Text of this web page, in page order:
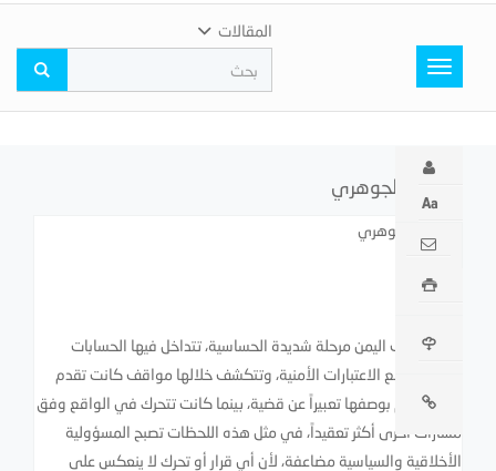
Toggle
navigation
المقالات
السؤال الجوهري
السؤال الجوهري
نوال الجبر
يشهد جنوب اليمن مرحلة شديدة الحساسية، تتداخل فيها الحسابات
السياسية مع الاعتبارات الأمنية، وتتكشف خلالها مواقف كانت تقدم
للرأي العام بوصفها تعبيراً عن قضية، بينما كانت تتحرك في الواقع وفق
مسارات أخرى أكثر تعقيداً، في مثل هذه اللحظات تصبح المسؤولية
الأخلاقية والسياسية مضاعفة، لأن أي قرار أو تحرك لا ينعكس على